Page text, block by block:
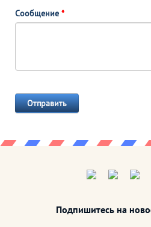
Сообщение*
Подпишитесь на